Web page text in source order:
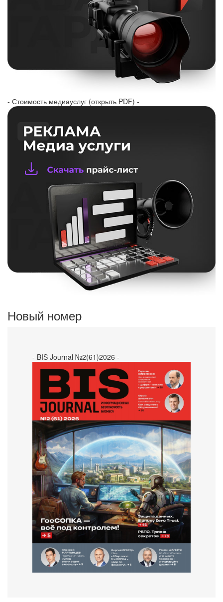
- Стоимость медиауслуг (открыть PDF) -
Новый номер
- BIS Journal №2(61)2026 -